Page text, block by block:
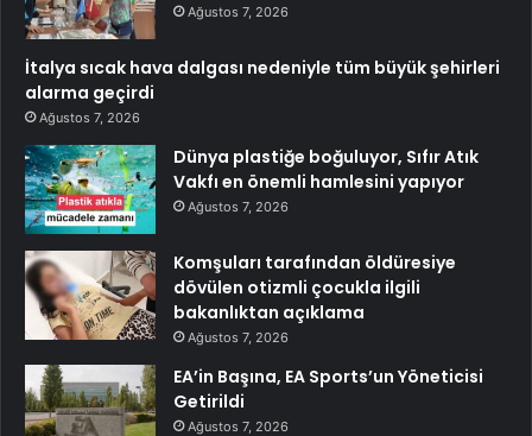
Ağustos 7, 2026
İtalya sıcak hava dalgası nedeniyle tüm büyük şehirleri
alarma geçirdi
Ağustos 7, 2026
Dünya plastiğe boğuluyor, Sıfır Atık
Vakfı en önemli hamlesini yapıyor
Ağustos 7, 2026
Komşuları tarafından öldüresiye
dövülen otizmli çocukla ilgili
bakanlıktan açıklama
Ağustos 7, 2026
EA’in Başına, EA Sports’un Yöneticisi
Getirildi
Ağustos 7, 2026